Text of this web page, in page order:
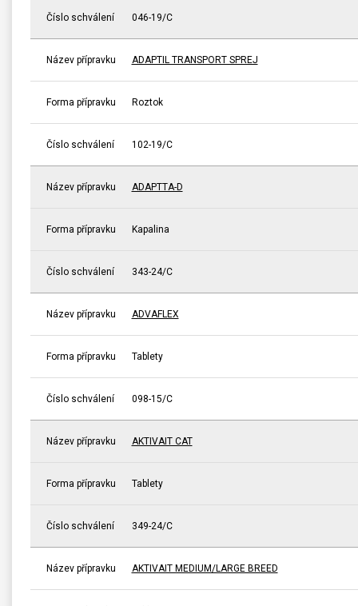
Číslo schválení 046-19/C
Název přípravku ADAPTIL TRANSPORT SPREJ
Forma přípravku Roztok
Číslo schválení 102-19/C
Název přípravku ADAPTTA-D
Forma přípravku Kapalina
Číslo schválení 343-24/C
Název přípravku ADVAFLEX
Forma přípravku Tablety
Číslo schválení 098-15/C
Název přípravku AKTIVAIT CAT
Forma přípravku Tablety
Číslo schválení 349-24/C
Název přípravku AKTIVAIT MEDIUM/LARGE BREED